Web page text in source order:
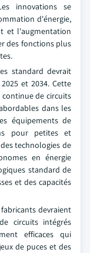
innovations se
d'énergie,
et l'augmentation
des fonctions plus
standard devrait
et 2034. Cette
de circuits
dans les
équipements de
pour petites et
technologies de
en énergie
standard de
et des capacités
devraient
circuits intégrés
efficaces qui
de puces et des